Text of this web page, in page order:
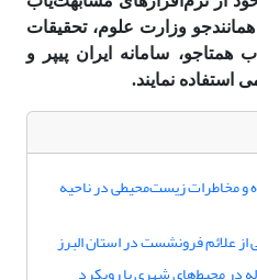
همانند‌جو وزارت علوم، تحقیقات
همتاجو، سامانه ایران پیپر و
نمایند.
مخاطرات زیست‌محیطی در ناحیه
علائم فرونشست در استان البرز
در محیط‌های شهری با رویکرد